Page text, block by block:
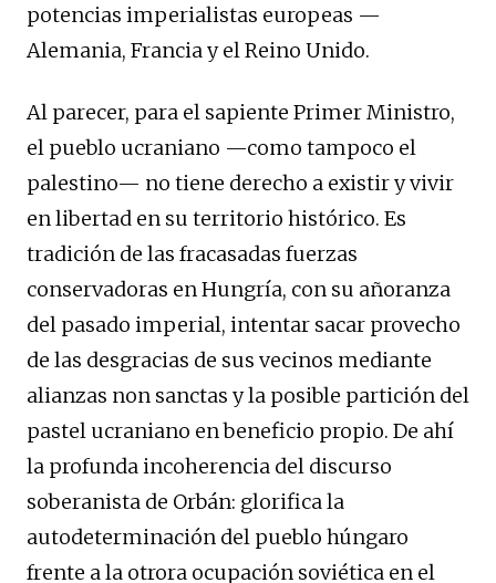
potencias imperialistas europeas —
Alemania, Francia y el Reino Unido.
Al parecer, para el sapiente Primer Ministro,
el pueblo ucraniano —como tampoco el
palestino— no tiene derecho a existir y vivir
en libertad en su territorio histórico. Es
tradición de las fracasadas fuerzas
conservadoras en Hungría, con su añoranza
del pasado imperial, intentar sacar provecho
de las desgracias de sus vecinos mediante
alianzas non sanctas y la posible partición del
pastel ucraniano en beneficio propio. De ahí
la profunda incoherencia del discurso
soberanista de Orbán: glorifica la
autodeterminación del pueblo húngaro
frente a la otrora ocupación soviética en el